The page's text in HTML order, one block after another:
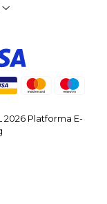
2026 Platforma E-